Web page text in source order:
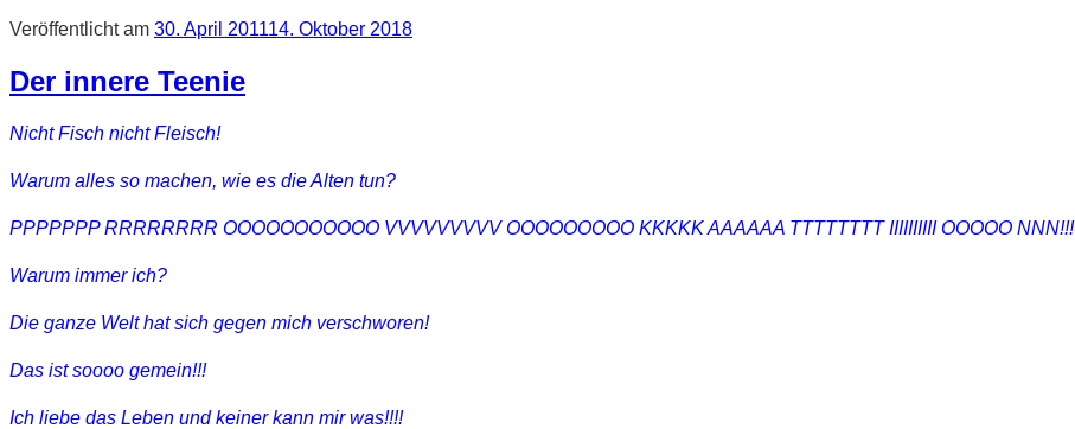
Veröffentlicht am 30. April 201114. Oktober 2018
Der innere Teenie
Nicht Fisch nicht Fleisch!
Warum alles so machen, wie es die Alten tun?
PPPPPPP RRRRRRRR OOOOOOOOOOO VVVVVVVVV OOOOOOOOO KKKKK AAAAAA TTTTTTTT IIIIIIIIII OOOOO NNN!!!
Warum immer ich?
Die ganze Welt hat sich gegen mich verschworen!
Das ist soooo gemein!!!
Ich liebe das Leben und keiner kann mir was!!!!